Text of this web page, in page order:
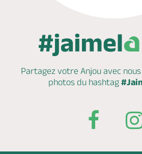
Partagez votre Anjou avec
photos du hashtag